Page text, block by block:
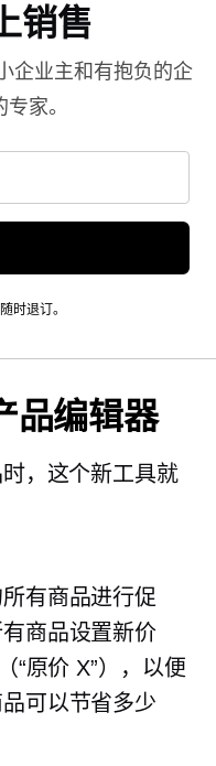
销售
企业主和有抱负的企
家。
时退订。
品编辑器
，这个新工具就
有商品进行促
商品设置新价
“原价 X”），以便
可以节省多少